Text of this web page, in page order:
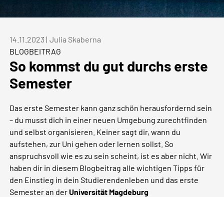
14.11.2023| Julia Skaberna
BLOGBEITRAG
So kommst du gut durchs erste
Semester
Das erste Semester kann ganz schön herausfordernd sein
– du musst dich in einer neuen Umgebung zurechtfinden
und selbst organisieren. Keiner sagt dir, wann du
aufstehen, zur Uni gehen oder lernen sollst. So
anspruchsvoll wie es zu sein scheint, ist es aber nicht. Wir
haben dir in diesem Blogbeitrag alle wichtigen Tipps für
den Einstieg in dein Studierendenleben und das erste
Semester an derUniversität Magdeburg